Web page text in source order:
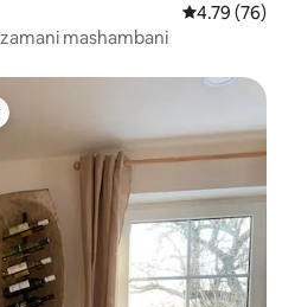
Ukadiriaji wa
4.79 (76)
mashambani